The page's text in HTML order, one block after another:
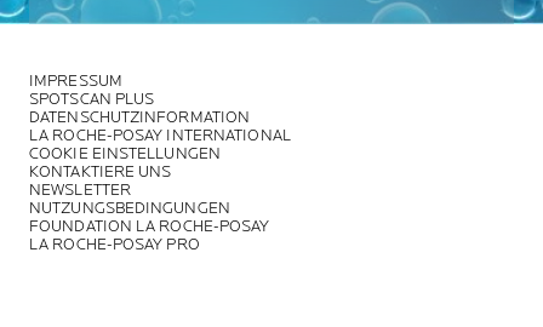
IMPRESSUM
SPOTSCAN PLUS
DATENSCHUTZINFORMATION
LA ROCHE-POSAY INTERNATIONAL
COOKIE EINSTELLUNGEN
KONTAKTIERE UNS
NEWSLETTER
NUTZUNGSBEDINGUNGEN
FOUNDATION LA ROCHE-POSAY
LA ROCHE-POSAY PRO